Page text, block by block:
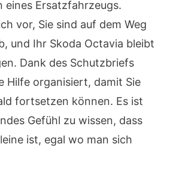
eines Ersatzfahrzeugs.
vor, Sie sind auf dem Weg
und Ihr Skoda Octavia bleibt
Dank des Schutzbriefs
Hilfe organisiert, damit Sie
fortsetzen können. Es ist
Gefühl zu wissen, dass
ist, egal wo man sich